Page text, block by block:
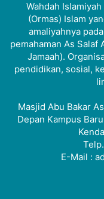
Wahdah
(Ormas) Islam
amaliyahnya
pemahaman As Salaf
Jamaah).
pendidikan, sosial,
Masjid Abu Bakar
Depan Kampus
E-Mail :